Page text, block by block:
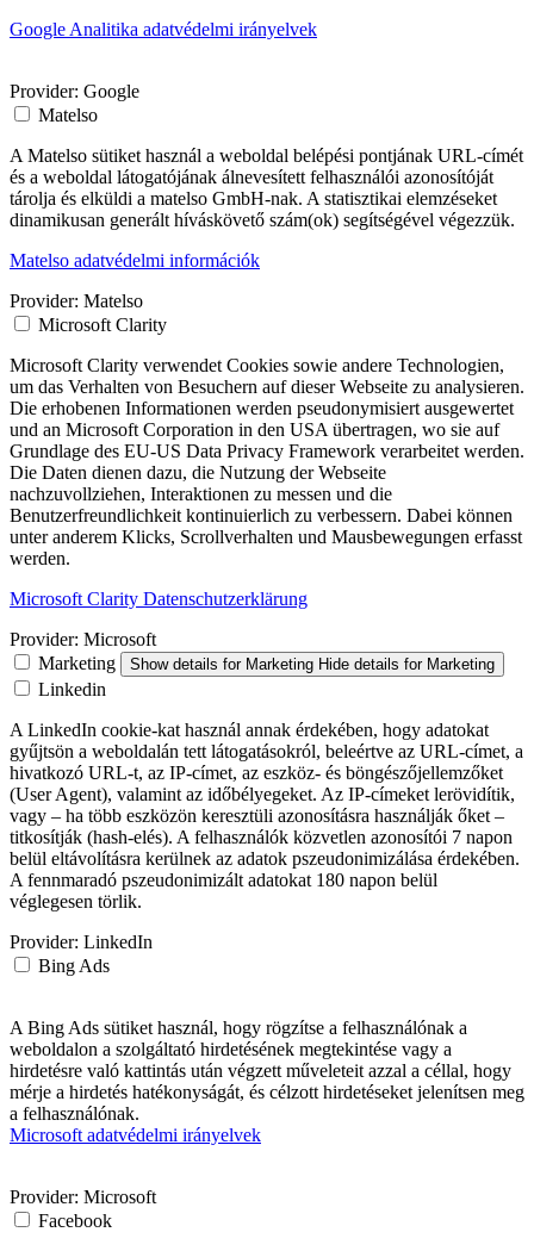
Google Analitika adatvédelmi irányelvek
Provider: Google
Matelso
A Matelso sütiket használ a weboldal belépési pontjának URL-címét
és a weboldal látogatójának álnevesített felhasználói azonosítóját
tárolja és elküldi a matelso GmbH-nak. A statisztikai elemzéseket
dinamikusan generált híváskövető szám(ok) segítségével végezzük.
Matelso adatvédelmi információk
Provider: Matelso
Microsoft Clarity
Microsoft Clarity verwendet Cookies sowie andere Technologien,
um das Verhalten von Besuchern auf dieser Webseite zu analysieren.
Die erhobenen Informationen werden pseudonymisiert ausgewertet
und an Microsoft Corporation in den USA übertragen, wo sie auf
Grundlage des EU-US Data Privacy Framework verarbeitet werden.
Die Daten dienen dazu, die Nutzung der Webseite
nachzuvollziehen, Interaktionen zu messen und die
Benutzerfreundlichkeit kontinuierlich zu verbessern. Dabei können
unter anderem Klicks, Scrollverhalten und Mausbewegungen erfasst
werden.
Microsoft Clarity Datenschutzerklärung
Provider: Microsoft
Marketing
Show details for Marketing Hide details for Marketing
Linkedin
A LinkedIn cookie-kat használ annak érdekében, hogy adatokat
gyűjtsön a weboldalán tett látogatásokról, beleértve az URL-címet, a
hivatkozó URL-t, az IP-címet, az eszköz- és böngészőjellemzőket
(User Agent), valamint az időbélyegeket. Az IP-címeket lerövidítik,
vagy – ha több eszközön keresztüli azonosításra használják őket –
titkosítják (hash-elés). A felhasználók közvetlen azonosítói 7 napon
belül eltávolításra kerülnek az adatok pszeudonimizálása érdekében.
A fennmaradó pszeudonimizált adatokat 180 napon belül
véglegesen törlik.
Provider: LinkedIn
Bing Ads
A Bing Ads sütiket használ, hogy rögzítse a felhasználónak a
weboldalon a szolgáltató hirdetésének megtekintése vagy a
hirdetésre való kattintás után végzett műveleteit azzal a céllal, hogy
mérje a hirdetés hatékonyságát, és célzott hirdetéseket jelenítsen meg
a felhasználónak.
Microsoft adatvédelmi irányelvek
Provider: Microsoft
Facebook